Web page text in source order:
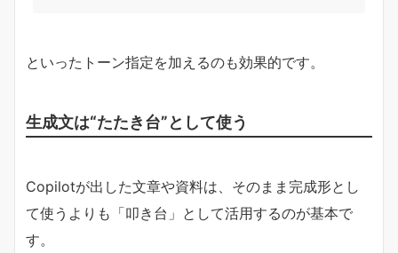
といったトーン指定を加えるのも効果的です。
生成文は“たたき台”として使う
Copilotが出した文章や資料は、そのまま完成形とし
て使うよりも「叩き台」として活用するのが基本で
す。